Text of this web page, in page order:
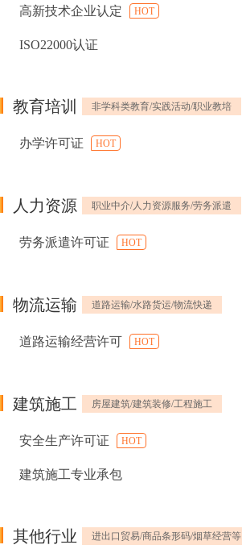
高新技术企业认定 HOT
ISO22000认证
教育培训 非学科类教育/实践活动/职业教培
办学许可证 HOT
人力资源 职业中介/人力资源服务/劳务派遣
劳务派遣许可证 HOT
物流运输 道路运输/水路货运/物流快递
道路运输经营许可 HOT
建筑施工 房屋建筑/建筑装修/工程施工
安全生产许可证 HOT
建筑施工专业承包
其他行业 进出口贸易/商品条形码/烟草经营等